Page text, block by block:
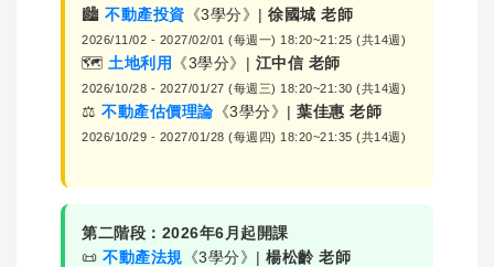
🏙️ 不動產投資 《3學分》| 徐國城 老師
2026/11/02 - 2027/02/01 (每週一) 18:20~21:25 (共14週)
🗺️ 土地利用 《3學分》| 江中信 老師
2026/10/28 - 2027/01/27 (每週三) 18:20~21:30 (共14週)
⚖️ 不動產估價理論 《3學分》| 葉佳惠 老師
2026/10/29 - 2027/01/28 (每週四) 18:20~21:35 (共14週)
第二階段：2026年6月起開課
📜 不動產法規 《3學分》| 楊松齡 老師